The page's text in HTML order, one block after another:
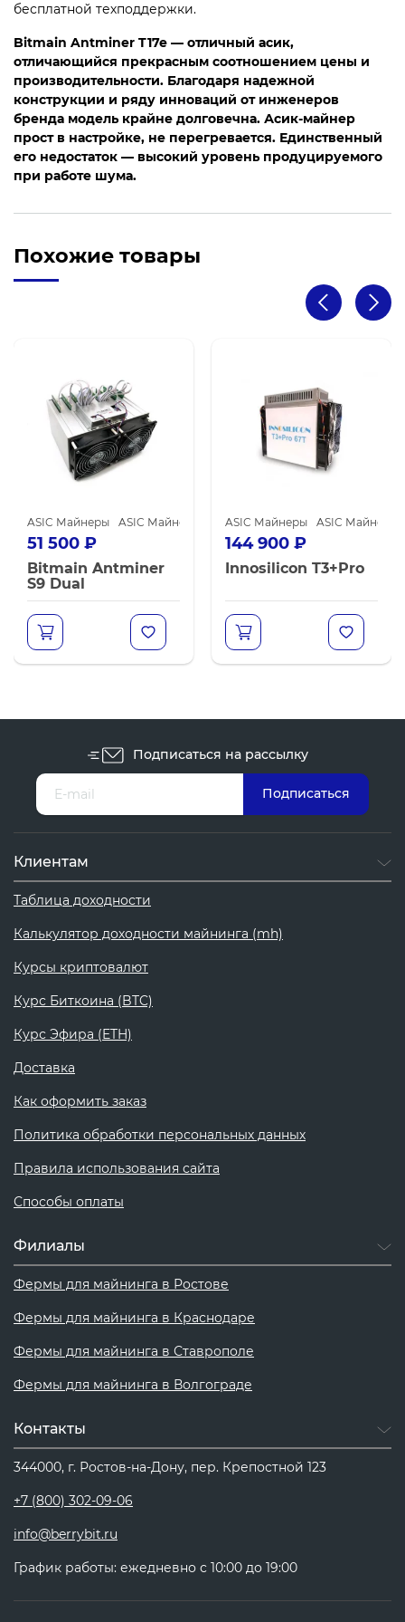
бесплатной техподдержки.
Bitmain Antminer T17e — отличный асик,
отличающийся прекрасным соотношением цены и
производительности. Благодаря надежной
конструкции и ряду инноваций от инженеров
бренда модель крайне долговечна. Асик-майнер
прост в настройке, не перегревается. Единственный
его недостаток — высокий уровень продуцируемого
при работе шума.
Похожие товары
BitmainASIC Майнеры ASIC Майнеры Bitmain
51 500 ₽
Bitmain Antminer
S9 Dual
ASIC Майнеры ASIC Майнеры
144 900 ₽
Innosilicon T3+Pro
Подписаться на рассылку
Клиентам
Таблица доходности
Калькулятор доходности майнинга (mh)
Курсы криптовалют
Курс Биткоина (BTC)
Курс Эфира (ETH)
Доставка
Как оформить заказ
Политика обработки персональных данных
Правила использования сайта
Способы оплаты
Филиалы
Фермы для майнинга в Ростове
Фермы для майнинга в Краснодаре
Фермы для майнинга в Ставрополе
Фермы для майнинга в Волгограде
Контакты
344000, г. Ростов-на-Дону, пер. Крепостной 123
+7 (800) 302-09-06
info@berrybit.ru
График работы: ежедневно с 10:00 до 19:00